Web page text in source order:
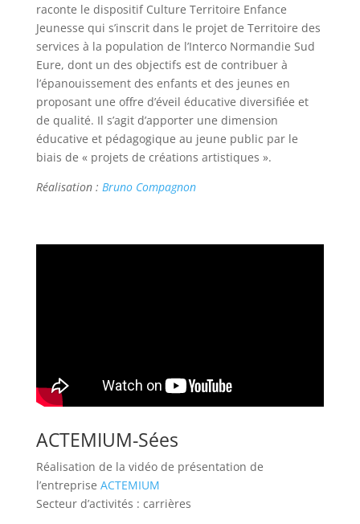
raconte le dispositif Culture Territoire Enfance
Jeunesse qui s’inscrit dans le projet de Territoire des
services à la population de l’Interco Normandie Sud
Eure, dont un des objectifs est de contribuer à
l’épanouissement des enfants et des jeunes en
proposant une offre d’éveil éducative diversifiée et
de qualité. Il s’agit d’apporter une dimension
éducative et pédagogique au jeune public par le
biais de « projets de créations artistiques ».
Réalisation : Bruno Compagnon
ACTEMIUM-Sées
Réalisation de la vidéo de présentation de
l’entreprise ACTEMIUM
Secteur d’activités : carrières